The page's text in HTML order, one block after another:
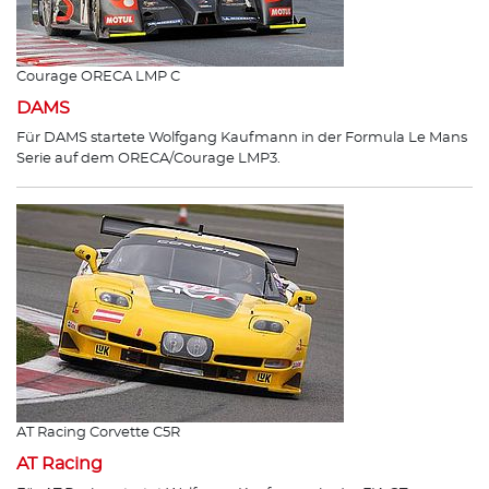
Courage ORECA LMP C
DAMS
Für DAMS startete Wolfgang Kaufmann in der Formula Le Mans
Serie auf dem ORECA/Courage LMP3.
AT Racing Corvette C5R
AT Racing